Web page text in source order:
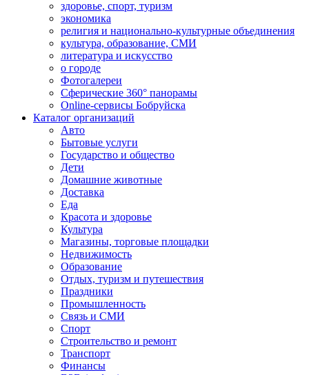
здоровье, спорт, туризм
экономика
религия и национально-культурные объединения
культура, образование, СМИ
литература и искусство
о городе
Фотогалереи
Сферические 360° панорамы
Online-сервисы Бобруйска
Каталог организаций
Авто
Бытовые услуги
Государство и общество
Дети
Домашние животные
Доставка
Еда
Красота и здоровье
Культура
Магазины, торговые площадки
Недвижимость
Образование
Отдых, туризм и путешествия
Праздники
Промышленность
Связь и СМИ
Спорт
Строительство и ремонт
Транспорт
Финансы